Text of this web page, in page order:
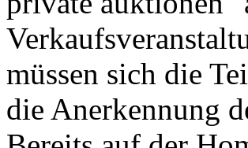
müssen sich die
die Anerkennung